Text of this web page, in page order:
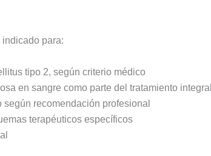
para:
tipo 2, según criterio médico
en sangre como parte del tratamiento integral
recomendación profesional
terapéuticos específicos